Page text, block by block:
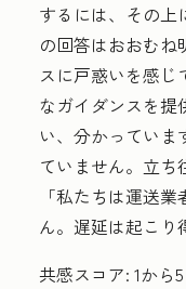
するには、その上
の回答はおおむね
スに戸惑いを感じ
なガイダンスを提
い、分かっていま
ていません。立ち
「私たちは運送
ん。遅延は起こり
共感スコア: 1から5